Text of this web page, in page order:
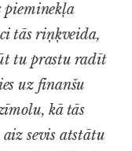
pieminekļa
tās riņķveida,
tu prastu radīt
uz finanšu
kā tās
sevis atstātu